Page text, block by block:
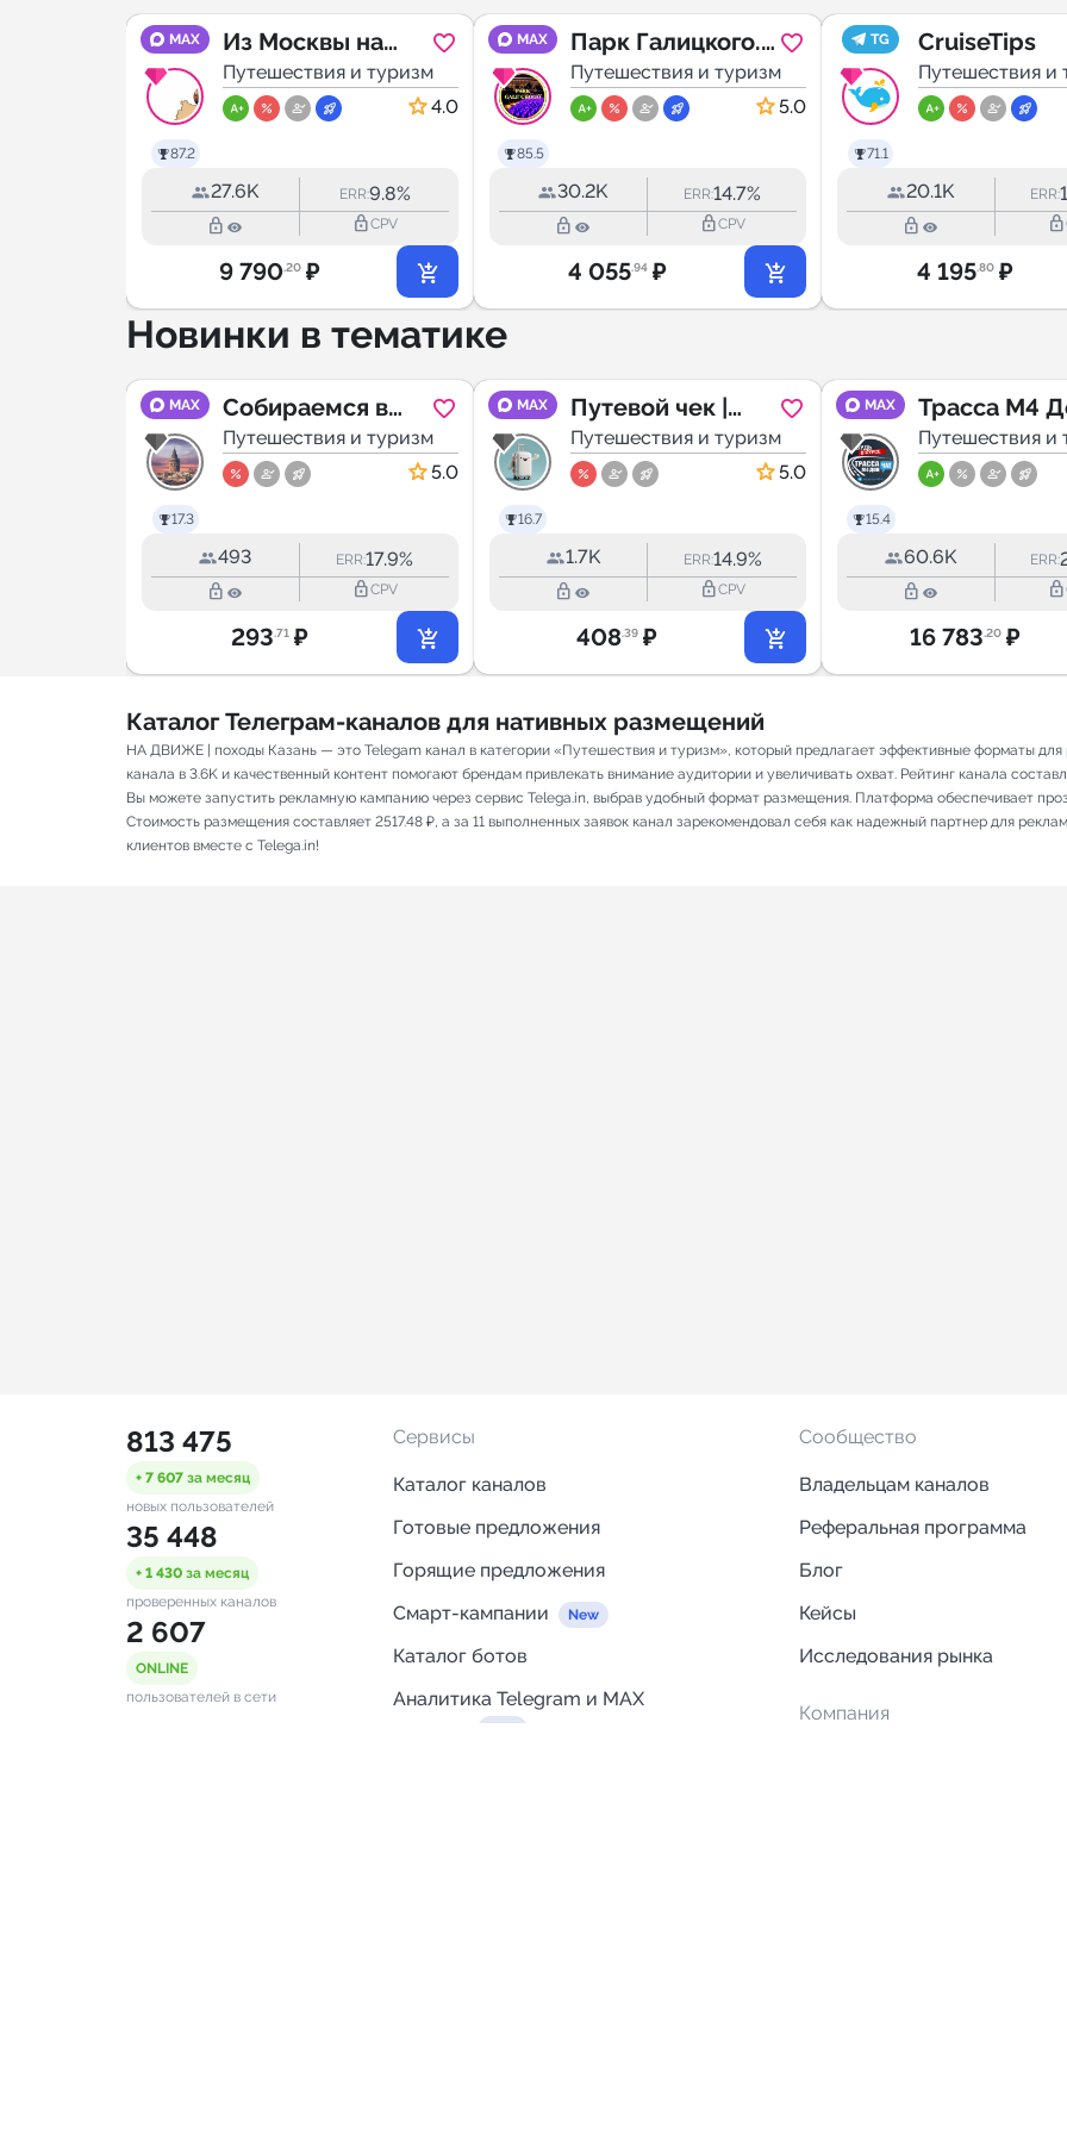
MAX
87.2
Из Москвы на
выходные
Путешествия и туризм
4.0
27.6K ERR:9.8%
lock_outline lock_outlineCPV
9 790.20 ₽
MAX
85.5
Парк Галицкого.
Краснодар
Путешествия и туризм
5.0
30.2K ERR:14.7%
lock_outline lock_outlineCPV
4 055.94 ₽
TG
71.1
CruiseTips
Путешествия и
20.1K ERR:
lock_outline lock_outline
4 195.80 ₽
Новинки в тематике
MAX
17.3
Собираемся в
Стамбул
Путешествия и туризм
5.0
493 ERR:17.9%
lock_outline lock_outlineCPV
293.71 ₽
MAX
16.7
Путевой чек |
Путешествия
Путешествия и туризм
5.0
1.7K ERR:14.9%
lock_outline lock_outlineCPV
408.39 ₽
MAX
15.4
Трасса М4
Чат
Путешествия и
60.6K ERR:
lock_outline lock_outline
16 783.20 ₽
Каталог Телеграм-каналов для нативных размещений
НА ДВИЖЕ | походы Казань — это Telegam канал в категории «Путешествия и туризм», который предлагает эффективные форматы
канала в 3.6K и качественный контент помогают брендам привлекать внимание аудитории и увеличивать охват. Рейтинг канала
Вы можете запустить рекламную кампанию через сервис Telega.in, выбрав удобный формат размещения. Платформа обеспечивает
Стоимость размещения составляет 2517.48 ₽, а за 11 выполненных заявок канал зарекомендовал себя как надежный партнер для
клиентов вместе с Telega.in!
813 475
+ 7 607 за месяц
новых пользователей
35 448
+ 1 430 за месяц
проверенных каналов
2 607
ONLINE
пользователей в сети
Сервисы
Каталог каналов
Готовые предложения
Горящие предложения
Смарт-кампании
Каталог ботов
Аналитика Telegram и MAX
Сообщество
Владельцам каналов
Реферальная программа
Блог
Кейсы
Исследования рынка
Компания